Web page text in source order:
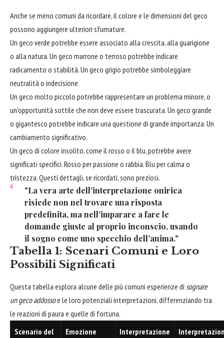
Anche se meno comuni da ricordare, il colore e le dimensioni del geco
possono aggiungere ulteriori sfumature.
Un geco verde potrebbe essere associato alla crescita, alla guarigione
o alla natura. Un geco marrone o terroso potrebbe indicare
radicamento o stabilità. Un geco grigio potrebbe simboleggiare
neutralità o indecisione.
Un geco molto piccolo potrebbe rappresentare un problema minore, o
un'opportunità sottile che non deve essere trascurata. Un geco grande
o gigantesco potrebbe indicare una questione di grande importanza. Un
cambiamento significativo.
Un geco di colore insolito, come il rosso o il blu, potrebbe avere
significati specifici. Rosso per passione o rabbia. Blu per calma o
tristezza. Questi dettagli, se ricordati, sono preziosi.
"La vera arte dell'interpretazione onirica
risiede non nel trovare una risposta
predefinita, ma nell'imparare a fare le
domande giuste al proprio inconscio, usando
il sogno come uno specchio dell'anima."
Tabella 1: Scenari Comuni e Loro
Possibili Significati
Questa tabella esplora alcune delle più comuni esperienze di sognare
un geco addossoe le loro potenziali interpretazioni, differenziando tra
le reazioni di paura e quelle di fortuna.
Scenario del
Emozione
Interpretazione